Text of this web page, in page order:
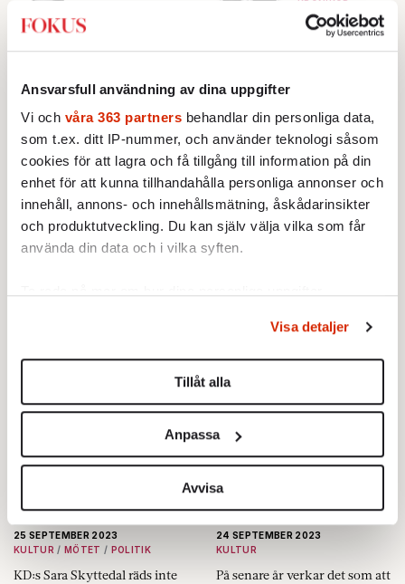
Ansvarsfull användning av dina uppgifter
Vi och våra 363 partners behandlar din personliga data,
som t.ex. ditt IP-nummer, och använder teknologi såsom
cookies för att lagra och få tillgång till information på din
enhet för att kunna tillhandahålla personliga annonser och
innehåll, annons- och innehållsmätning, åskådarinsikter
och produktutveckling. Du kan själv välja vilka som får
använda din data och i vilka syften.
Du kan ändra eller dra tillbaka ditt samtycke när som
helst från cookie-förklaringen.
Vi använder enhetsidentifierare för att anpassa innehållet
för sociala medier och analysera vår trafik. Vi
vidarebefordrar även sådana identifierare och annan
information från din enhet till de sociala medier och
annons- och analysföretag som vi samarbetar med.
Dessa kan i sin tur kombinera informationen med annan
information som du har tillhandahållit eller som de har
samlat in när du har använt deras tjänster.
Visa detaljer
Tillåt alla
Anpassa
Avvisa
själva bär på
och kontrollerar
barnen.
KRÖNIKOR
Då är du inte
ensam.
som hundar
samlades i
Berlin för att
demonstrera för
sin rätt att anta
en
Joel Halldorf:Plötsligt
hyllar alla den tryckta
boken
KRÖNIKOR
tvärvändningen
Vad är egentligen ett
museum?
25 SEPTEMBER 2023
KULTUR
allkonstverk som ofta är lika
viktigt som samlingarna det
rymmer. Flera av landets
viktigaste kulturinstitutioner
kämpar i dag för att kunna
partikollegor”
25 SEPTEMBER 2023
KULTUR
MÖTET POLITIK
KD:s Sara Skyttedal räds inte
flockmentaliteten på
Bokmässan
24 SEPTEMBER 2023
KULTUR
På senare år verkar det som att